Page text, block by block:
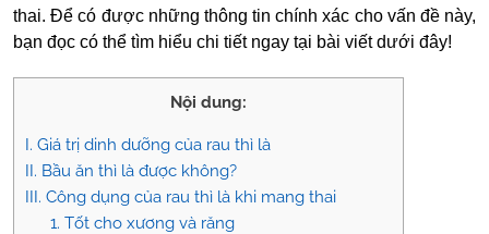
thai. Để có được những thông tin chính xác cho vấn đề này,
bạn đọc có thể tìm hiểu chi tiết ngay tại bài viết dưới đây!
Nội dung:
I. Giá trị dinh dưỡng của rau thì là
II. Bầu ăn thì là được không?
III. Công dụng của rau thì là khi mang thai
1. Tốt cho xương và răng